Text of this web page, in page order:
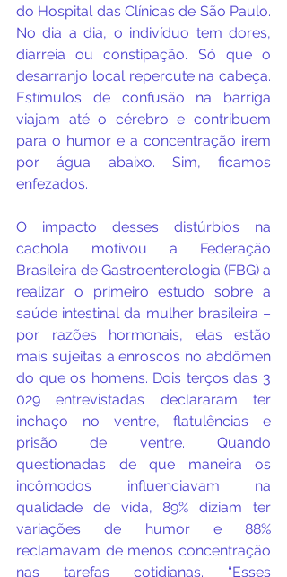
do Hospital das Clínicas de São Paulo.
No dia a dia, o indivíduo tem dores,
diarreia ou constipação. Só que o
desarranjo local repercute na cabeça.
Estímulos de confusão na barriga
viajam até o cérebro e contribuem
para o humor e a concentração irem
por água abaixo. Sim, ficamos
enfezados.
O impacto desses distúrbios na
cachola motivou a Federação
Brasileira de Gastroenterologia (FBG) a
realizar o primeiro estudo sobre a
saúde intestinal da mulher brasileira –
por razões hormonais, elas estão
mais sujeitas a enroscos no abdômen
do que os homens. Dois terços das 3
029 entrevistadas declararam ter
inchaço no ventre, flatulências e
prisão de ventre. Quando
questionadas de que maneira os
incômodos influenciavam na
qualidade de vida, 89% diziam ter
variações de humor e 88%
reclamavam de menos concentração
nas tarefas cotidianas. “Esses